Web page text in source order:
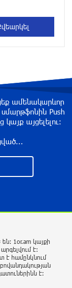
2 ժամ առաջ
«Ինտեր
աշխարհի
հարց
2 ժամ առաջ
ամենակարևոր
Push
այցելելու։
1or.am կայքի
է:
է համընկնում
է: